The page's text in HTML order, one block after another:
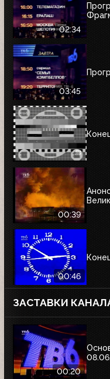
02:34
03:45
00:39
00:46
ЗАСТАВКИ
00:20